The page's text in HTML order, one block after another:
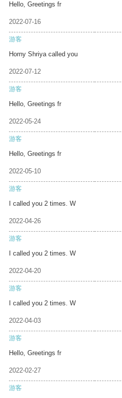
Hello, Greetings fr
2022-07-16
游客
Horny Shriya called you
2022-07-12
游客
Hello, Greetings fr
2022-05-24
游客
Hello, Greetings fr
2022-05-10
游客
I called you 2 times. W
2022-04-26
游客
I called you 2 times. W
2022-04-20
游客
I called you 2 times. W
2022-04-03
游客
Hello, Greetings fr
2022-02-27
游客